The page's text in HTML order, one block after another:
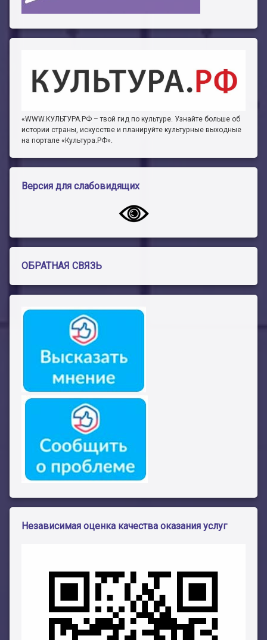
«WWW.КУЛЬТУРА.РФ – твой гид по культуре. Узнайте больше об
истории страны, искусстве и планируйте культурные выходные
на портале «Культура.РФ».
Версия для слабовидящих
ОБРАТНАЯ СВЯЗЬ
Независимая оценка качества оказания услуг